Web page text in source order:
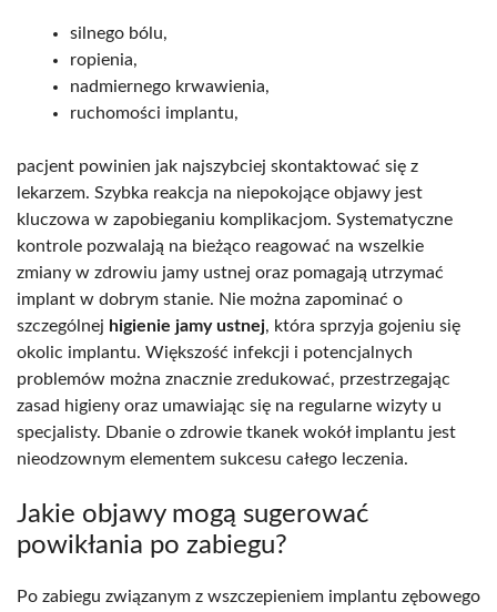
silnego bólu,
ropienia,
nadmiernego krwawienia,
ruchomości implantu,
pacjent powinien jak najszybciej skontaktować się z
lekarzem. Szybka reakcja na niepokojące objawy jest
kluczowa w zapobieganiu komplikacjom. Systematyczne
kontrole pozwalają na bieżąco reagować na wszelkie
zmiany w zdrowiu jamy ustnej oraz pomagają utrzymać
implant w dobrym stanie. Nie można zapominać o
szczególnej higienie jamy ustnej, która sprzyja gojeniu się
okolic implantu. Większość infekcji i potencjalnych
problemów można znacznie zredukować, przestrzegając
zasad higieny oraz umawiając się na regularne wizyty u
specjalisty. Dbanie o zdrowie tkanek wokół implantu jest
nieodzownym elementem sukcesu całego leczenia.
Jakie objawy mogą sugerować
powikłania po zabiegu?
Po zabiegu związanym z wszczepieniem implantu zębowego